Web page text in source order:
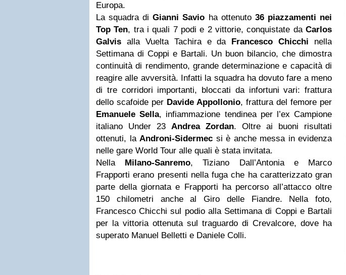
Europa.
La squadra diGianni Savio ha ottenuto 36 piazzamenti nei
Top Ten, tra i quali 7 podi e 2 vittorie, conquistate daCarlos
Galvis alla Vuelta Tachira e da Francesco Chicchi nella
Settimana di Coppi e Bartali. Un buon bilancio, che dimostra
continuità di rendimento, grande determinazione e capacità di
reagire alle avversità. Infatti la squadra ha dovuto fare a meno
di tre corridori importanti, bloccati da infortuni vari: frattura
dello scafoide per Davide Appollonio, frattura del femore per
Emanuele Sella, infiammazione tendinea per l’ex Campione
italiano Under 23 Andrea Zordan. Oltre ai buoni risultati
ottenuti, la Androni-Sidermec si è anche messa in evidenza
nelle gare World Tour alle quali è stata invitata.
Nella Milano-Sanremo, Tiziano Dall’Antonia e Marco
Frapporti erano presenti nella fuga che ha caratterizzato gran
parte della giornata e Frapporti ha percorso all’attacco oltre
150 chilometri anche al Giro delle Fiandre. Nella foto,
Francesco Chicchi sul podio alla Settimana di Coppi e Bartali
per la vittoria ottenuta sul traguardo di Crevalcore, dove ha
superato Manuel Belletti e Daniele Colli.